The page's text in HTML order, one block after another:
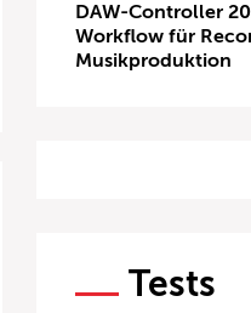
DAW-Controller
Workflow für
Musikproduktion
Tests